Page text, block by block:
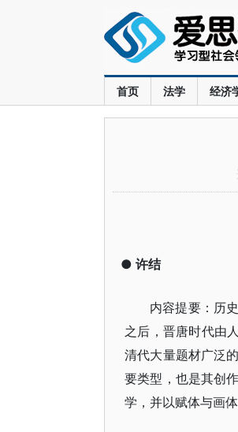
首页 法学 经济
● 许结
内容提要：历
之后，晋唐时代由
清代大量题材广泛
要类型，也是其创
学，并以赋体与画